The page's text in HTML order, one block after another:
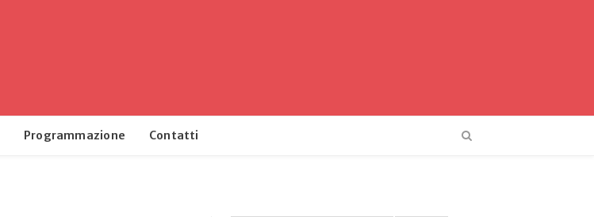
Programmazione Contatti